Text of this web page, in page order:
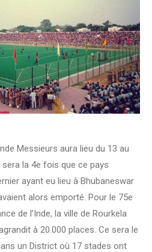
Messieurs aura lieu du 13 au
sera la 4e fois que ce pays
ayant eu lieu à Bhubaneswar
alors emporté. Pour le 75e
de l’Inde, la ville de Rourkela
à 20.000 places. Ce sera le
un District où 17 stades ont